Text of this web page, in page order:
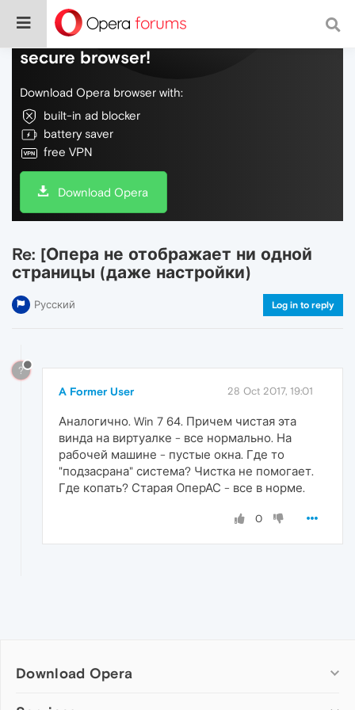
Do more on the web, with a fast and
secure browser!
Download Opera browser with:
built-in ad blocker
battery saver
free VPN
Download Opera
Re: [Опера не отображает ни одной
страницы (даже настройки)
Русский Log in to reply
?
A Former User 28 Oct 2017, 19:01
Аналогично. Win 7 64. Причем чистая эта
винда на виртуалке - все нормально. На
рабочей машине - пустые окна. Где то
"подзасрана" система? Чистка не помогает.
Где копать? Старая ОперАС - все в норме.
0
Download Opera